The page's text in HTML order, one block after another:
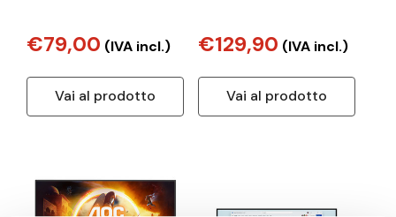
Full HD LED Nero
€79,00 (IVA incl.)
Vai al prodotto
Full HD LCD Nero
€129,90 (IVA incl.)
Vai al prodotto